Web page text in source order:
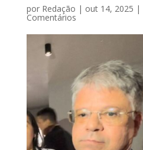
por Redação | out 14, 2025 |
Comentários